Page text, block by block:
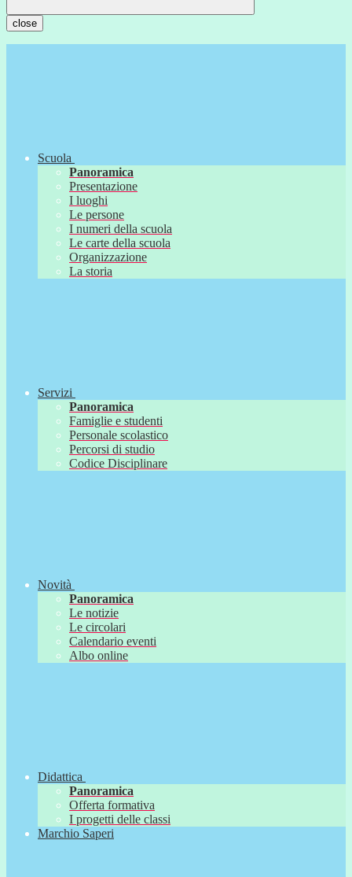
close
Scuola
Panoramica
Presentazione
I luoghi
Le persone
I numeri della scuola
Le carte della scuola
Organizzazione
La storia
Servizi
Panoramica
Famiglie e studenti
Personale scolastico
Percorsi di studio
Codice Disciplinare
Novità
Panoramica
Le notizie
Le circolari
Calendario eventi
Albo online
Didattica
Panoramica
Offerta formativa
I progetti delle classi
Marchio Saperi